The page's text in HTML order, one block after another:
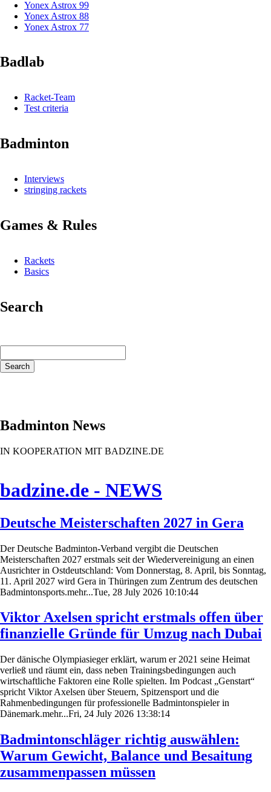
Yonex Astrox 99
Yonex Astrox 88
Yonex Astrox 77
Badlab
Racket-Team
Test criteria
Badminton
Interviews
stringing rackets
Games & Rules
Rackets
Basics
Search
Search
Badminton News
IN KOOPERATION MIT BADZINE.DE
badzine.de - NEWS
Deutsche Meisterschaften 2027 in Gera
Der Deutsche Badminton-Verband vergibt die Deutschen
Meisterschaften 2027 erstmals seit der Wiedervereinigung an einen
Ausrichter in Ostdeutschland: Vom Donnerstag, 8. April, bis Sonntag,
11. April 2027 wird Gera in Thüringen zum Zentrum des deutschen
Badmintonsports.mehr...Tue, 28 July 2026 10:10:44
Viktor Axelsen spricht erstmals offen über
finanzielle Gründe für Umzug nach Dubai
Der dänische Olympiasieger erklärt, warum er 2021 seine Heimat
verließ und räumt ein, dass neben Trainingsbedingungen auch
wirtschaftliche Faktoren eine Rolle spielten. Im Podcast „Genstart“
spricht Viktor Axelsen über Steuern, Spitzensport und die
Rahmenbedingungen für professionelle Badmintonspieler in
Dänemark.mehr...Fri, 24 July 2026 13:38:14
Badmintonschläger richtig auswählen:
Warum Gewicht, Balance und Besaitung
zusammenpassen müssen